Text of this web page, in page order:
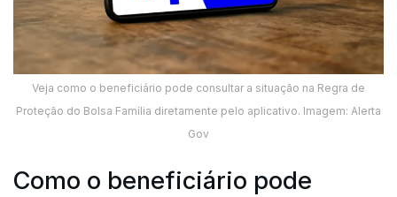
Veja como o beneficiário pode consultar a situação na Regra de
Proteção do Bolsa Família diretamente pelo aplicativo. Imagem: Alerta
Gov
Como o beneficiário pode